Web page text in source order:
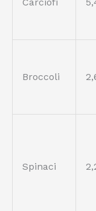
Broccoli
Spinaci